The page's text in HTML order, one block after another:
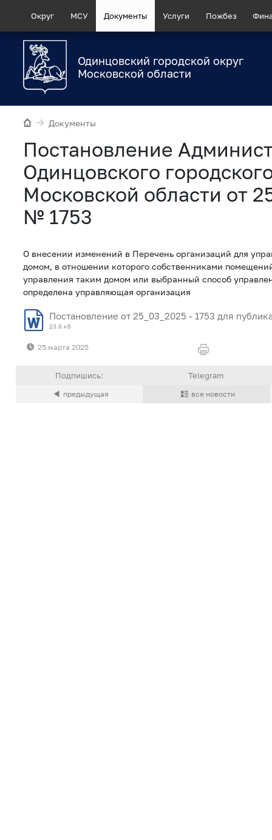
Округ МСУ Документы Услуги Пожбез
Одинцовский городской округ
Московской области
Документы
Постановление
Одинцовского
Московской области от
№ 1753
О внесении изменений в Перечень организаций для
домом, в отношении которого собственниками
управления таким домом или выбранный способ
определена управляющая организация
Постановление от 25_03_2025 - 1753 для
23.6 кб
25 марта 2025